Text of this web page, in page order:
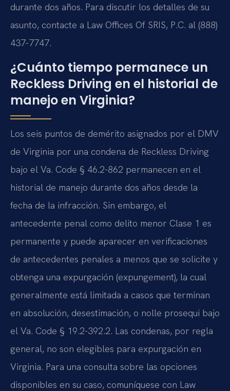
durante dos años. Para discutir los detalles de su
asunto, contacte a Law Offices Of SRIS, P.C. al (888)
437-7747.
¿Cuánto tiempo permanece un
Reckless Driving en el historial de
manejo en Virginia?
Los seis puntos de demérito asignados por el DMV
de Virginia por una condena de Reckless Driving
bajo el Va. Code § 46.2-862 permanecen en el
historial de manejo durante dos años desde la
fecha de la infracción. Sin embargo, el
antecedente penal como delito menor Clase 1 es
permanente y puede aparecer en verificaciones
de antecedentes penales a menos que se solicite y
obtenga una expurgación (expungement), la cual
generalmente está limitada a casos que terminan
en absolución, desestimación, o nolle prosequi bajo
el Va. Code § 19.2-392.2. Las condenas, por regla
general, no son elegibles para expurgación en
Virginia. Para una consulta sobre las opciones
disponibles en su caso, comuníquese con Law